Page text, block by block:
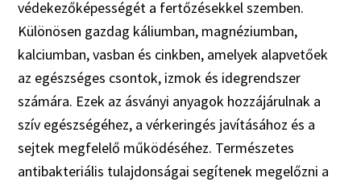
védekezőképességét a fertőzésekkel szemben.
Különösen gazdag káliumban, magnéziumban,
kalciumban, vasban és cinkben, amelyek alapvetőek
az egészséges csontok, izmok és idegrendszer
számára. Ezek az ásványi anyagok hozzájárulnak a
szív egészségéhez, a vérkeringés javításához és a
sejtek megfelelő működéséhez. Természetes
antibakteriális tulajdonságai segítenek megelőzni a